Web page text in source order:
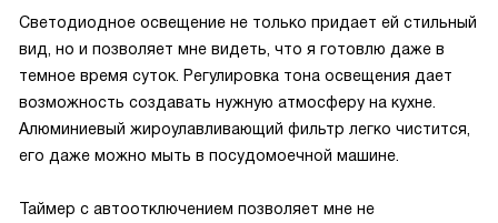
Светодиодное освещение не только придает ей стильный
вид, но и позволяет мне видеть, что я готовлю даже в
темное время суток. Регулировка тона освещения дает
возможность создавать нужную атмосферу на кухне.
Алюминиевый жироулавливающий фильтр легко чистится,
его даже можно мыть в посудомоечной машине.
Таймер с автоотключением позволяет мне не